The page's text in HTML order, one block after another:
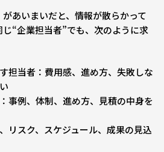
があいまいだと、情報が散らかって
“企業担当者”でも、次のように求
担当者：費用感、進め方、失敗しな
事例、体制、進め方、見積の中身を
リスク、スケジュール、成果の見込